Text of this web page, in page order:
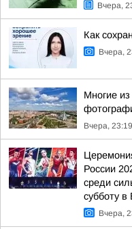
Вчера,
Как
Вчера,
Многие
Вчера, 23:19
России
среди
субботу в
Вчера,